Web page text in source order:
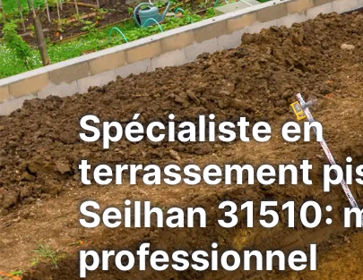
Spécialiste en
terrassement
Seilhan 31510:
professionnel